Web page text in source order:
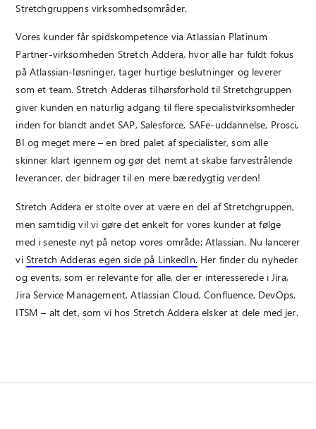
Stretchgruppens virksomhedsområder.
Vores kunder får spidskompetence via Atlassian Platinum
Partner-virksomheden Stretch Addera, hvor alle har fuldt fokus
på Atlassian-løsninger, tager hurtige beslutninger og leverer
som et team. Stretch Adderas tilhørsforhold til Stretchgruppen
giver kunden en naturlig adgang til flere specialistvirksomheder
inden for blandt andet SAP, Salesforce, SAFe-uddannelse, Prosci,
BI og meget mere – en bred palet af specialister, som alle
skinner klart igennem og gør det nemt at skabe farvestrålende
leverancer, der bidrager til en mere bæredygtig verden!
Stretch Addera er stolte over at være en del af Stretchgruppen,
men samtidig vil vi gøre det enkelt for vores kunder at følge
med i seneste nyt på netop vores område: Atlassian. Nu lancerer
vi Stretch Adderas egen side på LinkedIn.Her finder du nyheder
og events, som er relevante for alle, der er interesserede i Jira,
Jira Service Management, Atlassian Cloud, Confluence, DevOps,
ITSM – alt det, som vi hos Stretch Addera elsker at dele med jer.